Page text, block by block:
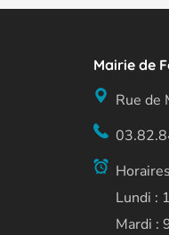
Mairie de
Rue de
Lundi :
Mardi :